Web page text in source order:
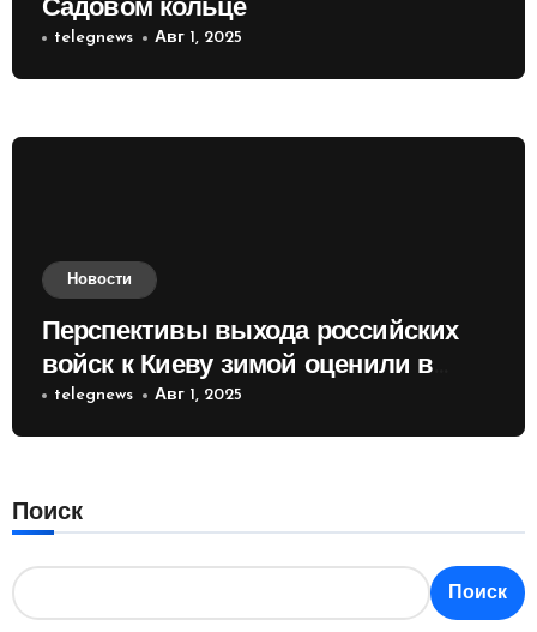
Садовом кольце
telegnews Авг 1, 2025
Новости
Перспективы выхода российских
войск к Киеву зимой оценили в
России
telegnews Авг 1, 2025
Поиск
Поиск